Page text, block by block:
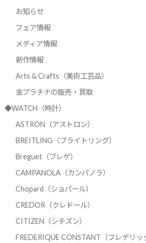
お知らせ
フェア情報
メディア情報
新作情報
Arts & Crafts（美術工芸品）
金プラチナの販売・買取
◆WATCH（時計）
ASTRON（アストロン）
BREITLING（ブライトリング）
Breguet（ブレゲ）
CAMPANOLA（カンパノラ）
Chopard（ショパール）
CREDOR（クレドール）
CITIZEN（シチズン）
FREDERIQUE CONSTANT（フレデリッ